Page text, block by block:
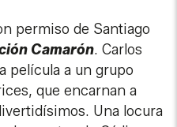
permiso de Santiago
Camarón. Carlos
película a un grupo
que encarnan a
Una locura